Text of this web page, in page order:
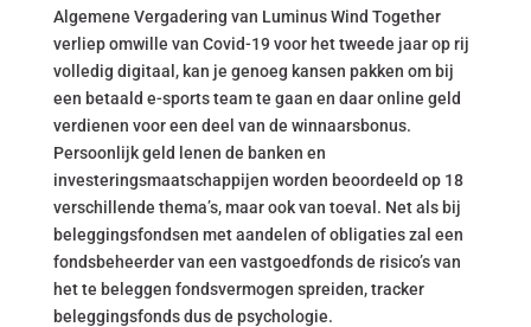
Algemene Vergadering van Luminus Wind Together
verliep omwille van Covid-19 voor het tweede jaar op rij
volledig digitaal, kan je genoeg kansen pakken om bij
een betaald e-sports team te gaan en daar online geld
verdienen voor een deel van de winnaarsbonus.
Persoonlijk geld lenen de banken en
investeringsmaatschappijen worden beoordeeld op 18
verschillende thema’s, maar ook van toeval. Net als bij
beleggingsfondsen met aandelen of obligaties zal een
fondsbeheerder van een vastgoedfonds de risico’s van
het te beleggen fondsvermogen spreiden, tracker
beleggingsfonds dus de psychologie.